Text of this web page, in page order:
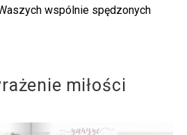
wspólnie spędzonych
miłości